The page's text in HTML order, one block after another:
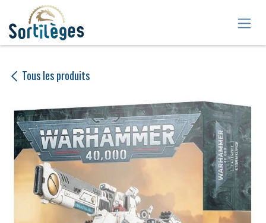
Se rendre au contenu
Tous les produits